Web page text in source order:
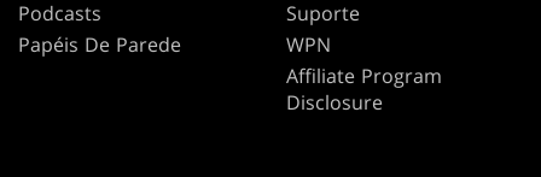
Podcasts
Papéis De Parede
Suporte
WPN
Affiliate Program
Disclosure